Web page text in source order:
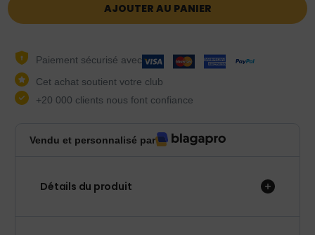
AJOUTER AU PANIER
Paiement sécurisé avec
Cet achat soutient votre club
+20 000 clients nous font confiance
Vendu et personnalisé par
Détails du produit